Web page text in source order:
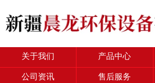
关于我们 产品中心
公司资讯 售后服务